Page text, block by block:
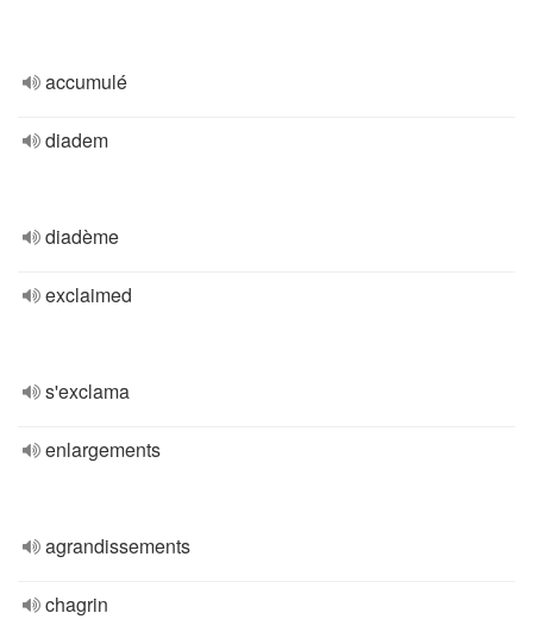
accumulé
diadem
diadème
exclaimed
s'exclama
enlargements
agrandissements
chagrin